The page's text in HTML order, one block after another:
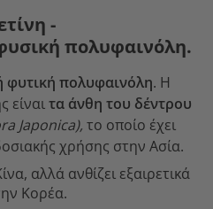
-
πολυφαινόλη.
φυτική πολυφαινόλη. Η
είναιτα άνθη του δέντρου
Japonica), το οποίο έχει
χρήσης στην Ασία.
αλλά ανθίζει εξαιρετικά
Κορέα.